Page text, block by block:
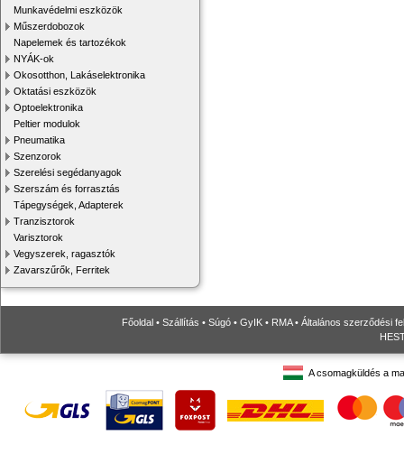
Munkavédelmi eszközök
Műszerdobozok
Napelemek és tartozékok
NYÁK-ok
Okosotthon, Lakáselektronika
Oktatási eszközök
Optoelektronika
Peltier modulok
Pneumatika
Szenzorok
Szerelési segédanyagok
Szerszám és forrasztás
Tápegységek, Adapterek
Tranzisztorok
Varisztorok
Vegyszerek, ragasztók
Zavarszűrők, Ferritek
Főoldal • Szállítás • Súgó • GyIK • RMA• Általános szerződési
A csomagküldés a